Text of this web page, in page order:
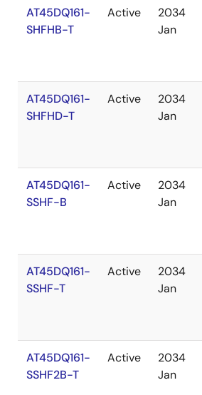
AT45DQ161-
SHFHB-T
Active
2034
Jan
AT45DQ161-
SHFHD-T
Active
2034
Jan
AT45DQ161-
SSHF-B
Active
2034
Jan
AT45DQ161-
SSHF-T
Active
2034
Jan
AT45DQ161-
SSHF2B-T
Active
2034
Jan